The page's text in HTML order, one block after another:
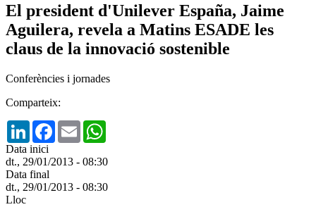
El president d'Unilever España, Jaime
Aguilera, revela a Matins ESADE les
claus de la innovació sostenible
Conferències i jornades
Comparteix:
LinkedInFacebook
Email
Data inici
dt., 29/01/2013 - 08:30
Data final
dt., 29/01/2013 - 08:30
Lloc